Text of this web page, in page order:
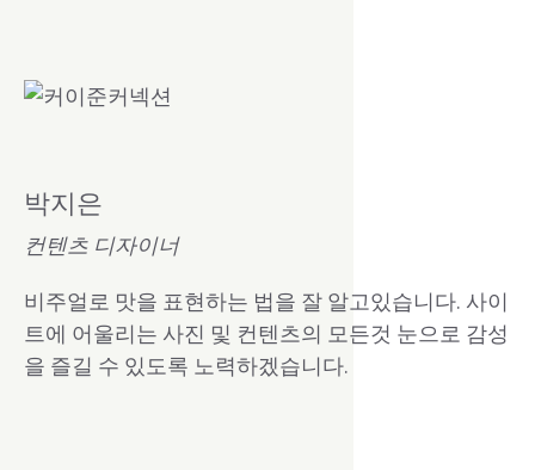
박지은
컨텐츠 디자이너
비주얼로 맛을 표현하는 법을 잘 알고있습니다. 사이
트에 어울리는 사진 및 컨텐츠의 모든것 눈으로 감성
을 즐길 수 있도록 노력하겠습니다.